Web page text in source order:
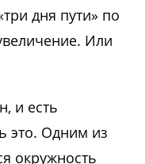
дня пути» по
Или
и есть
это. Одним из
окружность